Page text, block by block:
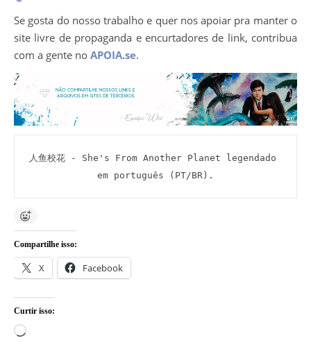
Se gosta do nosso trabalho e quer nos apoiar pra manter o
site livre de propaganda e encurtadores de link, contribua
com a gente no APOIA.se.
人鱼校花 - She's From Another Planet legendado
em português (PT/BR).
Compartilhe isso:
X Facebook
Curtir isso:
Carregando...